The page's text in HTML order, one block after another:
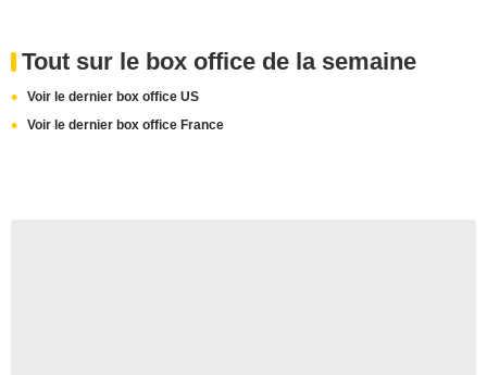
Tout sur le box office de la semaine
Voir le dernier box office US
Voir le dernier box office France